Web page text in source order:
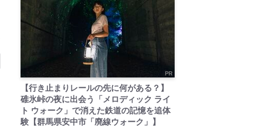
PR
【行き止まりレールの先に何がある？】
碓氷峠の夜に出会う「メロディック ライ
ト ウォーク」で消えた鉄道の記憶を追体
験【群馬県安中市「廃線ウォーク」】